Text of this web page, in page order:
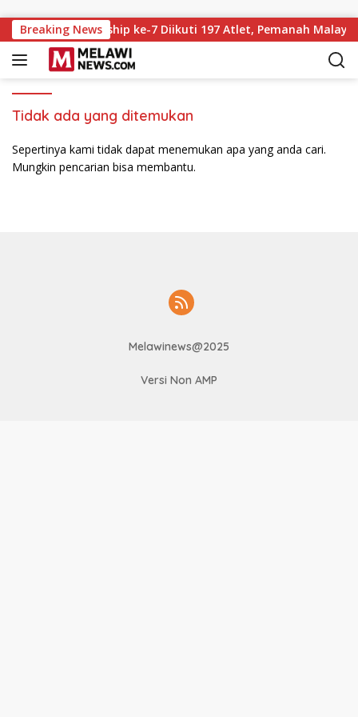
Breaking News
Championship ke-7 Diikuti 197 Atlet, Pemanah
Tidak ada yang ditemukan
Sepertinya kami tidak dapat menemukan apa yang anda cari.
Mungkin pencarian bisa membantu.
Melawinews@2025
Versi Non AMP